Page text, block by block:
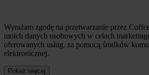
Wyrażam zgodę na przetwarzanie przez
moich danych osobowych w celach
oferowanych usług, za pomocą środków
elektronicznej.
Pokaż więcej